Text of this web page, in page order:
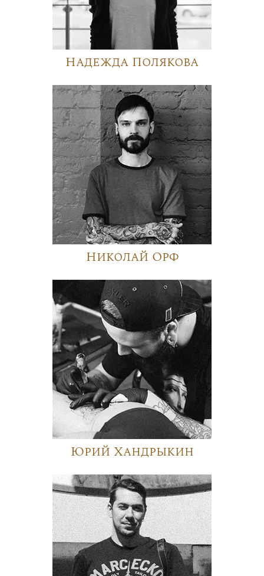
Надежда Полякова
Николай Орф
Юрий Хандрыкин